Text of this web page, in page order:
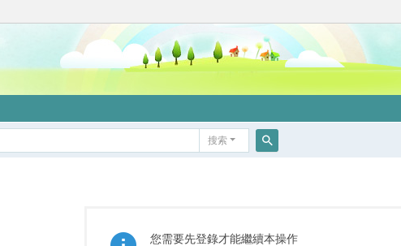
搜索
您需要先登錄才能繼續本操作